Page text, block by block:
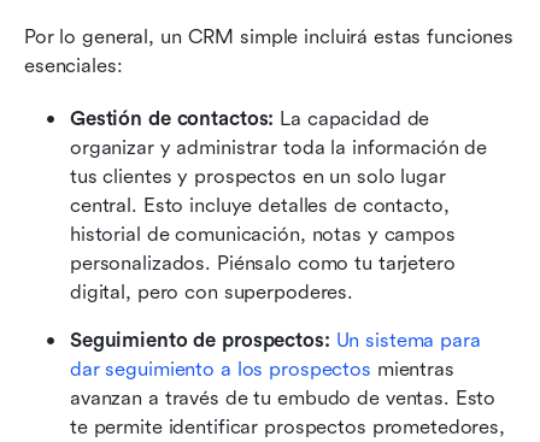
Por lo general, un CRM simple incluirá estas funciones
esenciales:
Gestión de contactos: La capacidad de
organizar y administrar toda la información de
tus clientes y prospectos en un solo lugar
central. Esto incluye detalles de contacto,
historial de comunicación, notas y campos
personalizados. Piénsalo como tu tarjetero
digital, pero con superpoderes.
Seguimiento de prospectos: Un sistema para
dar seguimiento a los prospectos mientras
avanzan a través de tu embudo de ventas. Esto
te permite identificar prospectos prometedores,